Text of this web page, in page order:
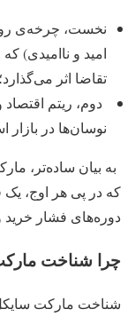
نخست، چرخه‌ی
امید و ناامیدی)
تقاضا اثر می‌گذارد؛
دوم، ریتم‌
نوسان‌ها در بازار
به بیان ساده‌تر،
که در پی هر اوج، یک
دوره‌های فشار
چرا شناخت
شناخت مارکت